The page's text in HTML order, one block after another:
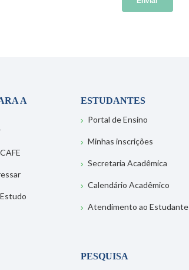
A
ESTUDANTES
Portal de Ensino
Minhas inscrições
Secretaria Acadêmica
Calendário Acadêmico
Atendimento ao Estudante
PESQUISA